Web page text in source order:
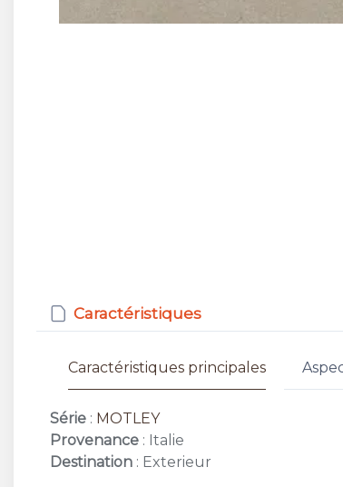
Caractéristiques
Caractéristiques principales
Série : MOTLEY
Provenance : Italie
Destination : Exterieur